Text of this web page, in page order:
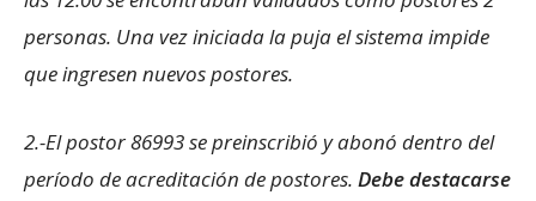
personas. Una vez iniciada la puja el sistema impide
que ingresen nuevos postores.
2.-El postor 86993 se preinscribió y abonó dentro del
período de acreditación de postores. Debe destacarse